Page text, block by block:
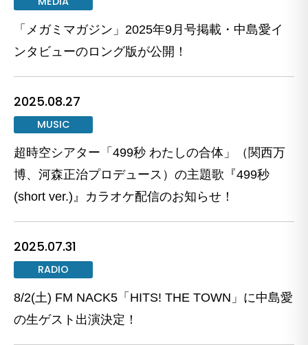
「メガミマガジン」2025年9月号掲載・中島愛イ
ンタビューのロング版が公開！
2025.08.27
MUSIC
超時空シアター「499秒 わたしの合体」（関西万
博、河森正治プロデュース）の主題歌『499秒
(short ver.)』カラオケ配信のお知らせ！
2025.07.31
RADIO
8/2(土) FM NACK5「HITS! THE TOWN」に中島愛
の生ゲスト出演決定！